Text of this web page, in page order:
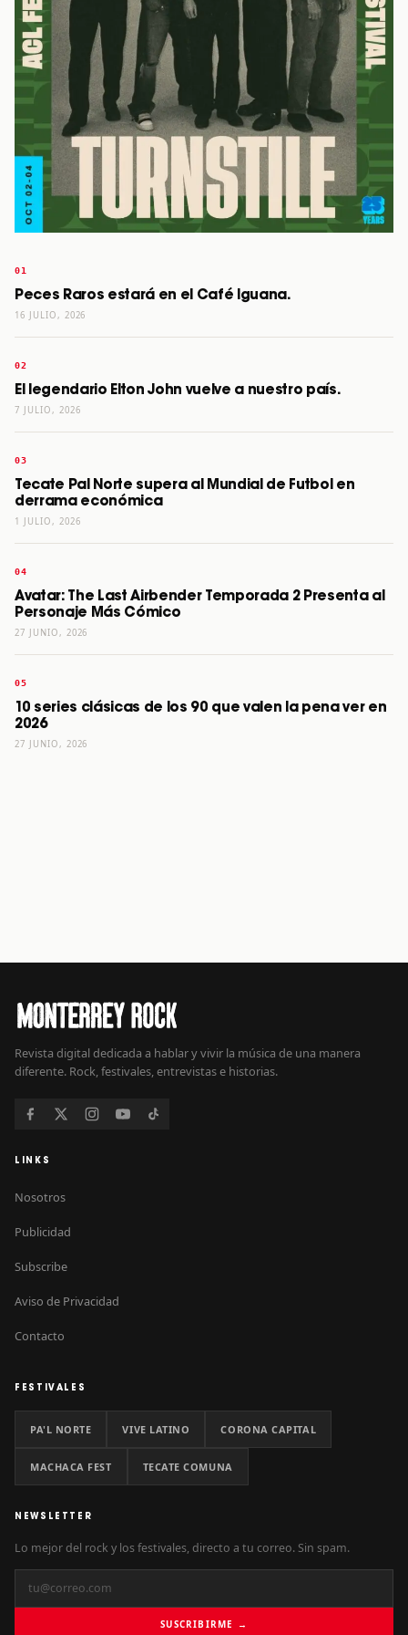
Peces Raros estará en el Café Iguana.
16 JULIO, 2026
El legendario Elton John vuelve a nuestro país.
7 JULIO, 2026
Tecate Pal Norte supera al Mundial de Futbol en
derrama económica
1 JULIO, 2026
Avatar: The Last Airbender Temporada 2 Presenta al
Personaje Más Cómico
27 JUNIO, 2026
10 series clásicas de los 90 que valen la pena ver en
2026
27 JUNIO, 2026
Revista digital dedicada a hablar y vivir la música de una manera
diferente. Rock, festivales, entrevistas e historias.
LINKS
Nosotros
Publicidad
Subscribe
Aviso de Privacidad
Contacto
FESTIVALES
PA'L NORTE VIVE LATINO CORONA CAPITAL
MACHACA FEST TECATE COMUNA
NEWSLETTER
Lo mejor del rock y los festivales, directo a tu correo. Sin spam.
SUSCRIBIRME →